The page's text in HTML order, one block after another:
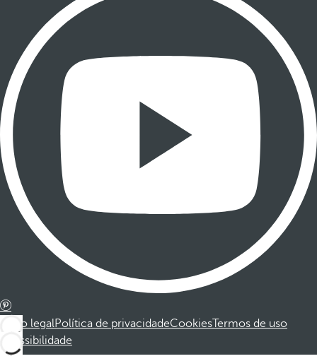
Aviso legalPolítica de privacidadeCookiesTermos de uso
Acessibilidade